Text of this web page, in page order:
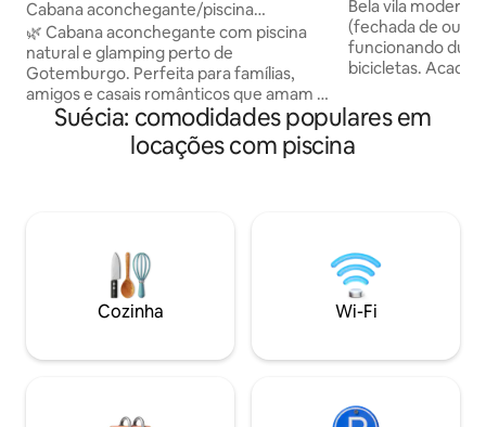
Cabana aconchegante/piscina
natural/banheira de
hidromassagem/perto de Gotemburgo
🌿 Cabana aconchegante com piscina
natural e glamping perto de
Gotemburgo. Perfeita para famílias,
amigos e casais românticos que amam a
natureza e o conforto. • Cozinha
totalmente equipada • Banheira de
hidromassagem a lenha • Animais de
Churrasqueira a gás • NETFLIX/HBO •
Chuveiro/banheira Máquina de
lavar/secar • Roupa de cama/Toalhas •
Colchões de espuma de memória • 2
Lareira • Chuveiro aquecido ao sol ao ar
Bela vila
(fechada de
funcionando
bicicletas.
2 quartos no
cama. Pequena
cima 140 cm
Dirija cerca de 10
minutos de
Landskrona e 30
Helsingborg. A
Suécia: comodidades populares em
locações com piscina
Cozinha Wi-Fi